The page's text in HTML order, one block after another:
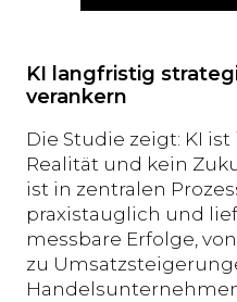
KI langfristig
verankern
Die Studie zeigt: KI
Realität und kein
ist in zentralen
praxistauglich und
messbare Erfolge,
zu